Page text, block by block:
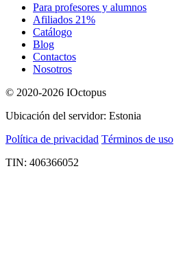
Para profesores y alumnos
Afiliados 21%
Catálogo
Blog
Contactos
Nosotros
© 2020-2026 IOctopus
Ubicación del servidor: Estonia
Política de privacidad Términos de uso
TIN: 406366052